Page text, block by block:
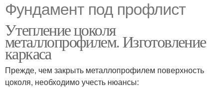
Фундамент под профлист
Утепление цоколя
металлопрофилем. Изготовление
каркаса
Прежде, чем закрыть металлопрофилем поверхность
цоколя, необходимо учесть нюансы: